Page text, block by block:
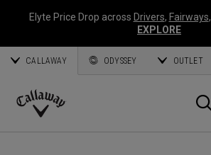
Elyte Price Drop across Drivers, Fairways,
EXPLORE
CALLAWAY ODYSSEY OUTLET
Callaway